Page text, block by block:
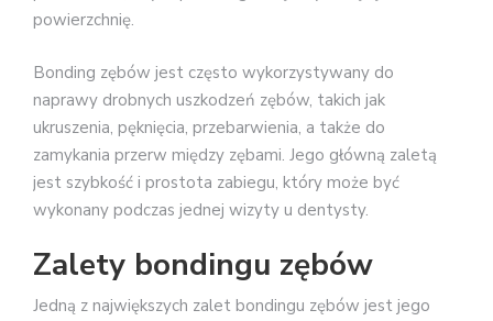
powierzchnię.
Bonding zębów jest często wykorzystywany do
naprawy drobnych uszkodzeń zębów, takich jak
ukruszenia, pęknięcia, przebarwienia, a także do
zamykania przerw między zębami. Jego główną zaletą
jest szybkość i prostota zabiegu, który może być
wykonany podczas jednej wizyty u dentysty.
Zalety bondingu zębów
Jedną z największych zalet bondingu zębów jest jego